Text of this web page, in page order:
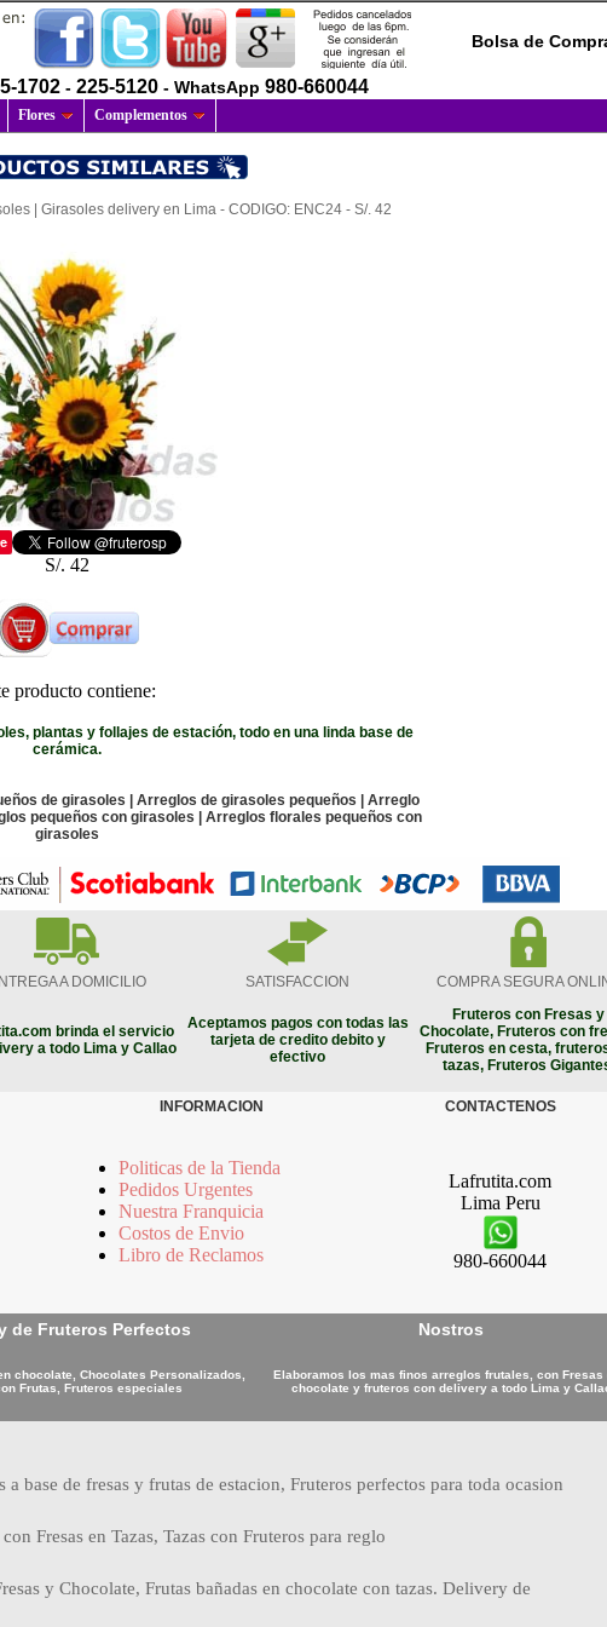
Bolsa de
1702 - 225-5120 - WhatsApp 980-660044
Flores Complementos
| Girasoles delivery en Lima - CODIGO: ENC24 - S/. 42
S/. 42
producto contiene:
plantas y follajes de estación, todo en una linda base de
cerámica.
de girasoles | Arreglos de girasoles pequeños | Arreglo
pequeños con girasoles | Arreglos florales pequeños con
girasoles
A DOMICILIO SATISFACCION COMPRA SEGURA
brinda el servicio
a todo Lima y Callao
Aceptamos pagos con todas las
tarjeta de credito debito y
efectivo
Fruteros con Fresas y
Chocolate, Fruteros con
Fruteros en cesta,
tazas, Fruteros
INFORMACION CONTACTENOS
Politicas de la Tienda
Pedidos Urgentes
Nuestra Franquicia
Costos de Envio
Libro de Reclamos
Lafrutita.com
Lima Peru
980-660044
de Fruteros Perfectos Nostros
chocolate, Chocolates Personalizados,
Frutas, Fruteros especiales
Elaboramos los mas finos arreglos frutales, con Fresas
chocolate y fruteros con delivery a todo Lima y
base de fresas y frutas de estacion, Fruteros perfectos para toda ocasion
Fresas en Tazas, Tazas con Fruteros para reglo
y Chocolate, Frutas bañadas en chocolate con tazas. Delivery de